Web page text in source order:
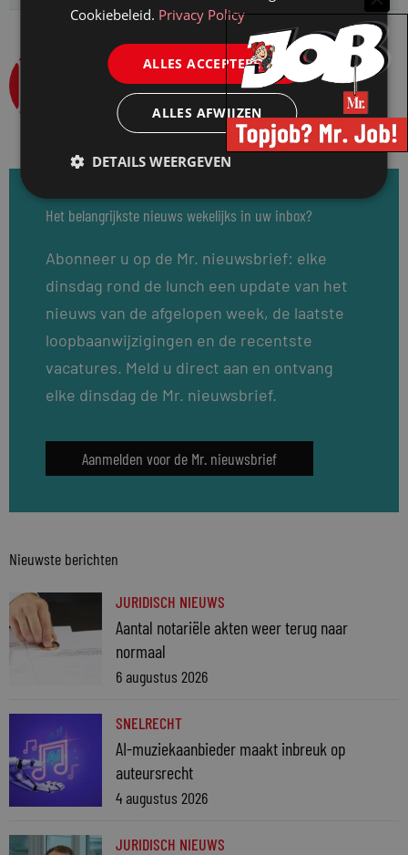
Webmeester
Bekijk alle berichten
Het belangrijkste nieuws wekelijks in uw inbox?
Abonneer u op de Mr. nieuwsbrief: elke
dinsdag rond de lunch een update van het
nieuws van de afgelopen week, de laatste
loopbaanwijzigingen en de recentste
vacatures. Meld u direct aan en ontvang
elke dinsdag de Mr. nieuwsbrief.
Aanmelden voor de Mr. nieuwsbrief
Nieuwste berichten
JURIDISCH NIEUWS
Aantal notariële akten weer terug naar
normaal
6 augustus 2026
SNELRECHT
AI-muziekaanbieder maakt inbreuk op
auteursrecht
4 augustus 2026
JURIDISCH NIEUWS
Cookiebeleid. Privacy Policy
ALLES ACCEPTEREN
ALLES AFWIJZEN
DETAILS WEERGEVEN